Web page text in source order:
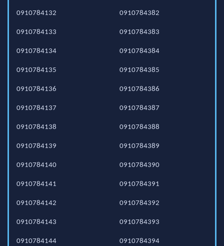
0910784132
0910784133
0910784134
0910784135
0910784136
0910784137
0910784138
0910784139
0910784140
0910784141
0910784142
0910784143
0910784144
0910784382
0910784383
0910784384
0910784385
0910784386
0910784387
0910784388
0910784389
0910784390
0910784391
0910784392
0910784393
0910784394